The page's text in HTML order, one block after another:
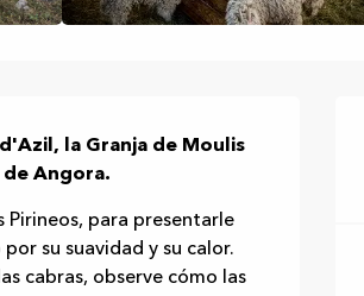
la Granja de Moulis
de Angora.
Pirineos, para presentarle
su suavidad y su calor.
cabras, observe cómo las